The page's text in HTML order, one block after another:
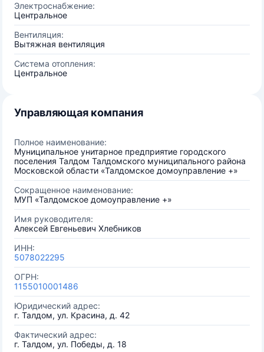
Электроснабжение:
Центральное
Вентиляция:
Вытяжная вентиляция
Система отопления:
Центральное
Управляющая компания
Полное наименование:
Муниципальное унитарное предприятие городского
поселения Талдом Талдомского муниципального района
Московской области «Талдомское домоуправление +»
Сокращенное наименование:
МУП «Талдомское домоуправление +»
Имя руководителя:
Алексей Евгеньевич Хлебников
ИНН:
5078022295
ОГРН:
1155010001486
Юридический адрес:
г. Талдом, ул. Красина, д. 42
Фактический адрес:
г. Талдом, ул. Победы, д. 18